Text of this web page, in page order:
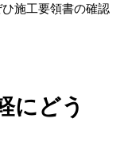
施工要領書の確認
にどう